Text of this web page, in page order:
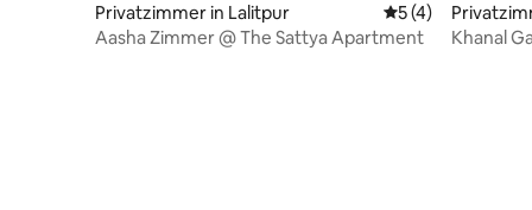
Privatzimmer in Lalitpur
5 (4)
Aasha Zimmer @ The Sattya Apartment
Khanal